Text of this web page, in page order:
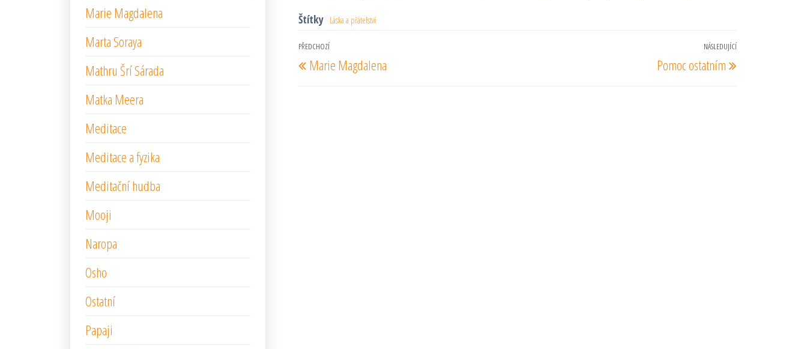
Štítky Láska a přátelství
Navigace
pro
Předchozí
příspěvek
PŘEDCHOZÍ
Marie Magdalena
NÁSLEDUJÍCÍ
Pomoc ostatním
Marie Magdalena
Marta Soraya
Mathru Šrí Sárada
Matka Meera
Meditace
Meditace a fyzika
Meditační hudba
Mooji
Naropa
Osho
Ostatní
Papaji